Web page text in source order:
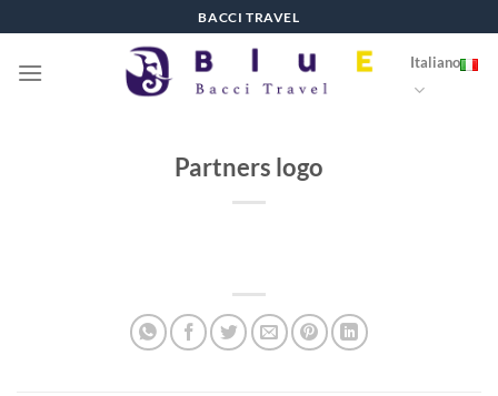
ai
contenuti
BACCI TRAVEL
Italiano
Partners logo